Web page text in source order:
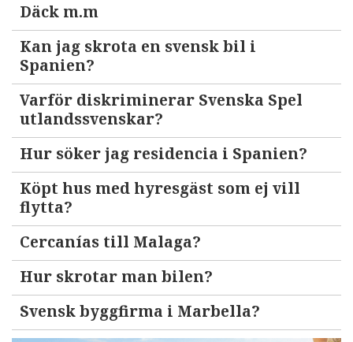
Däck m.m
Kan jag skrota en svensk bil i
Spanien?
Varför diskriminerar Svenska Spel
utlandssvenskar?
Hur söker jag residencia i Spanien?
Köpt hus med hyresgäst som ej vill
flytta?
Cercanías till Malaga?
Hur skrotar man bilen?
Svensk byggfirma i Marbella?